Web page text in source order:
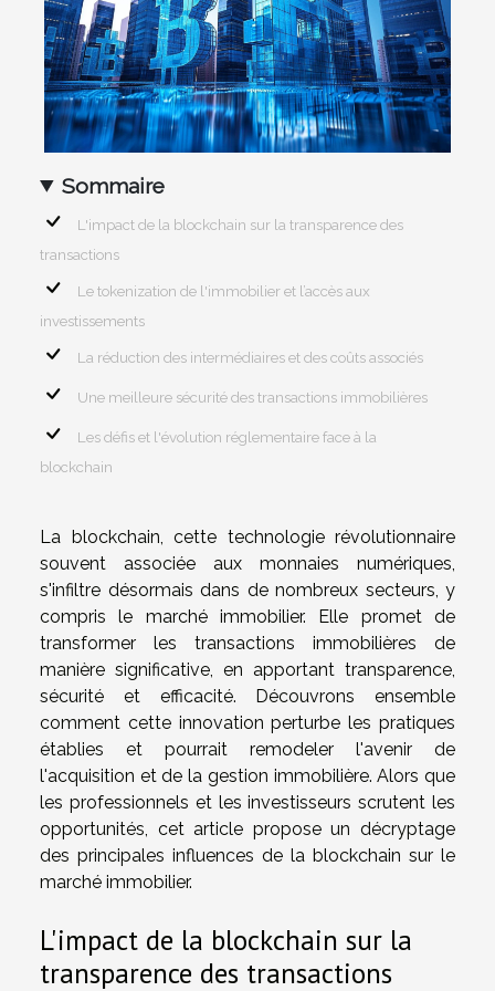
Sommaire
L'impact de la blockchain sur la transparence des
transactions
Le tokenization de l'immobilier et l’accès aux
investissements
La réduction des intermédiaires et des coûts associés
Une meilleure sécurité des transactions immobilières
Les défis et l'évolution réglementaire face à la
blockchain
La blockchain, cette technologie révolutionnaire
souvent associée aux monnaies numériques,
s'infiltre désormais dans de nombreux secteurs, y
compris le marché immobilier. Elle promet de
transformer les transactions immobilières de
manière significative, en apportant transparence,
sécurité et efficacité. Découvrons ensemble
comment cette innovation perturbe les pratiques
établies et pourrait remodeler l'avenir de
l'acquisition et de la gestion immobilière. Alors que
les professionnels et les investisseurs scrutent les
opportunités, cet article propose un décryptage
des principales influences de la blockchain sur le
marché immobilier.
L'impact de la blockchain sur la
transparence des transactions